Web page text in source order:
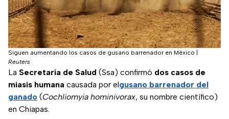
Siguen aumentando los casos de gusano barrenador en México
Reuters
La Secretaría de Salud (Ssa) confirmó dos casos de
miasis humana causada por elgusano barrenador del
ganado (Cochliomyia hominivorax, su nombre científico)
en Chiapas.